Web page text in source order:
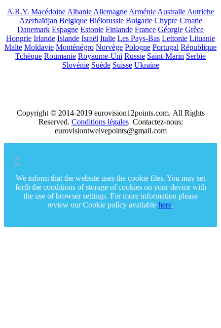
A.R.Y. MacédoineAlbanieAllemagneArménieAustralieAutriche
Azerbaïdjan Belgique Biélorussie Bulgarie Chypre Croatie
Danemark Espagne Estonie Finlande France Géorgie Grèce
Hongrie Irlande Islande Israël Italie Les Pays-Bas Lettonie Lituanie
Malte Moldavie Monténégro Norvège Pologne Portugal République
Tchèque Roumanie Royaume-Uni Russie Saint-Marin Serbie
Slovénie Suède Suisse Ukraine
Copyright © 2014-2019 eurovision12points.com. All Rights
Reserved. Conditions légalesContactez-nous:
eurovisiontwelvepoints@gmail.com
×
We inform that the website uses the cookie files. You may set
forth the conditions of storage of cookies on your device with
the use of browser settings. For more information please
review our Cookie policy available here.